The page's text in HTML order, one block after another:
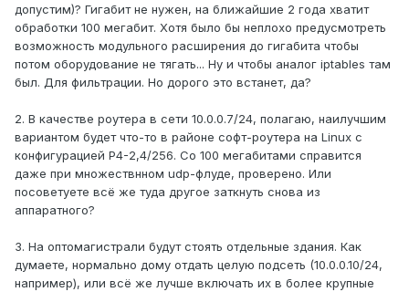
допустим)? Гигабит не нужен, на ближайшие 2 года хватит
обработки 100 мегабит. Хотя было бы неплохо предусмотреть
возможность модульного расширения до гигабита чтобы
потом оборудование не тягать... Ну и чтобы аналог iptables там
был. Для фильтрации. Но дорого это встанет, да?
2. В качестве роутера в сети 10.0.0.7/24, полагаю, наилучшим
вариантом будет что-то в районе софт-роутера на Linux с
конфигурацией P4-2,4/256. Со 100 мегабитами справится
даже при множествнном udp-флуде, проверено. Или
посоветуете всё же туда другое заткнуть снова из
аппаратного?
3. На оптомагистрали будут стоять отдельные здания. Как
думаете, нормально дому отдать целую подсеть (10.0.0.10/24,
например), или всё же лучше включать их в более крупные